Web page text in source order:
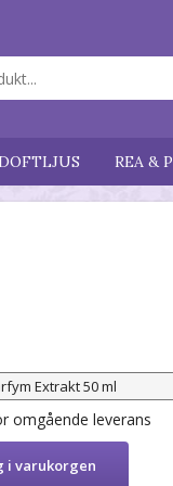
REA &
omgående leverans
i varukorgen